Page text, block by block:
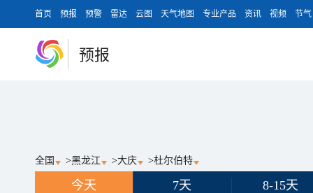
首页 预报 预警 雷达 云图 天气地图 专业产品 资讯 视频 节气
预报
全国 >黑龙江 >大庆 >杜尔伯特
今天 7天 8-15天